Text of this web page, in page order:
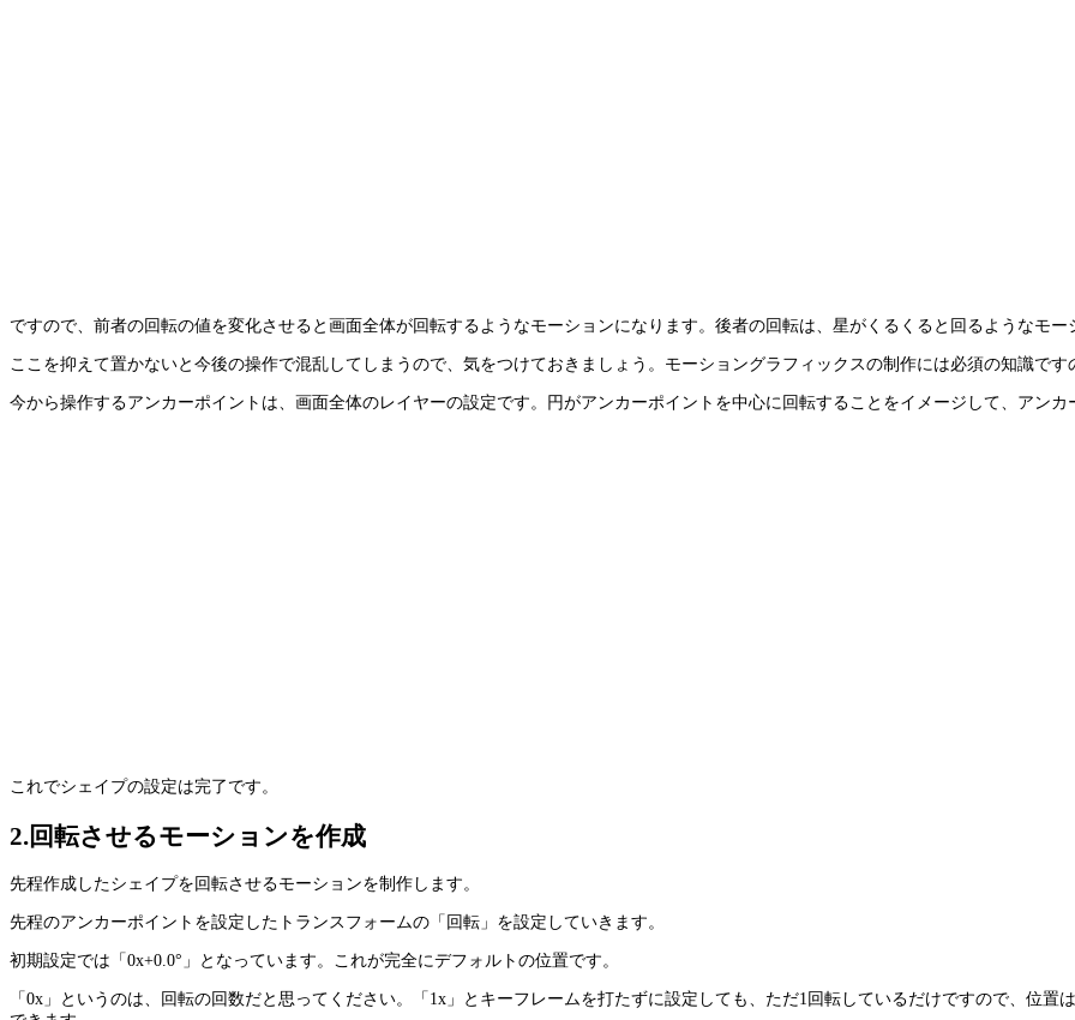
ですので、前者の回転の値を変化させると画面全体が回転するようなモーションになります。後者の回転は、星がくるくると回るようなモー
ここを抑えて置かないと今後の操作で混乱してしまうので、気をつけておきましょう。モーショングラフィックスの制作には必須の知識です
今から操作するアンカーポイントは、画面全体のレイヤーの設定です。円がアンカーポイントを中心に回転することをイメージして、アンカ
これでシェイプの設定は完了です。
2.回転させるモーションを作成
先程作成したシェイプを回転させるモーションを制作します。
先程のアンカーポイントを設定したトランスフォームの「回転」を設定していきます。
初期設定では「0x+0.0°」となっています。これが完全にデフォルトの位置です。
「0x」というのは、回転の回数だと思ってください。「1x」とキーフレームを打たずに設定しても、ただ1回転しているだけですので、位置